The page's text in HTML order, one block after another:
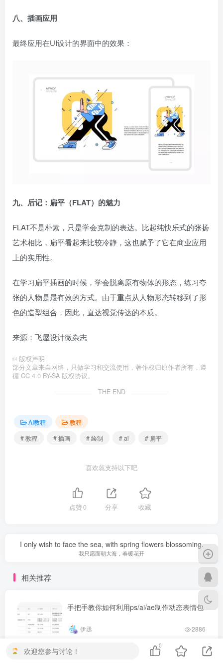
八、插画应用
最终应用在UI设计的界面中的效果：
九、后记：扁平（FLAT）的魅力
FLAT不是朴素，只是学会克制的表达。比起纯快乐式的张扬
艺术相比，扁平看起来比较冷静，这也赋予了它在商业应用
上的实用性。
在学习扁平插画的时候，学会脱离原有物体的形态，练习夸
张的人物是最有效的方式。由于重点从人物形态转移到了形
色的造型组合，因此，直达视觉传达的本质。
来源：飞屋设计微杂志
© 版权声明
部分文章来自网络，只做学习和交流使用，著作权归原作者所有，遵
循 CC 4.0 BY-SA 版权协议。
THE END
AI教程
教程
# 教程
# 插画 # 绘制 # ai # 扁平
喜欢就支持以下吧
点赞0 分享 收藏
I only wish to face the sea, with spring flowers blossoming.
我只愿面朝大海，春暖花开
相关推荐
手把手教你如何利用ps/ai/ae制作动态表情包
伊丞 2886
如何利用拍摄制作抖音快手霓虹灯效果教
程，你值得拥有
欢迎您参与讨论！
0